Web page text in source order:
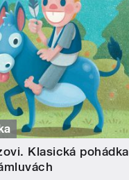
Klasická pohádka